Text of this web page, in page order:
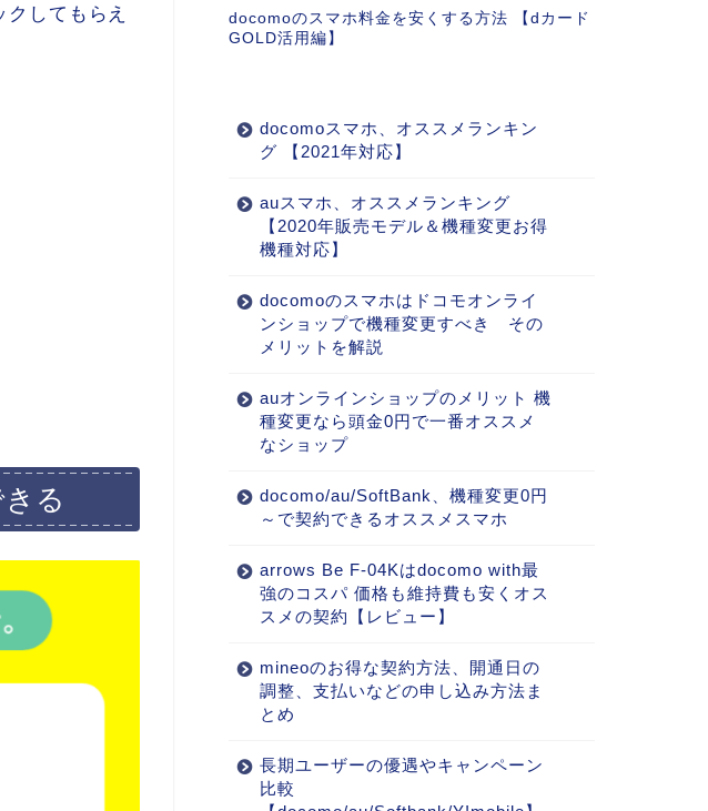
してもらえ
る
docomoのスマホ料金を安くする方法 【dカード
GOLD活用編】
docomoスマホ、オススメランキン
グ 【2021年対応】
auスマホ、オススメランキング
【2020年販売モデル＆機種変更お得
機種対応】
docomoのスマホはドコモオンライ
ンショップで機種変更すべき その
メリットを解説
auオンラインショップのメリット 機
種変更なら頭金0円で一番オススメ
なショップ
docomo/au/SoftBank、機種変更0円
～で契約できるオススメスマホ
arrows Be F-04Kはdocomo with最
強のコスパ 価格も維持費も安くオス
スメの契約【レビュー】
mineoのお得な契約方法、開通日の
調整、支払いなどの申し込み方法ま
とめ
長期ユーザーの優遇やキャンペーン
比較